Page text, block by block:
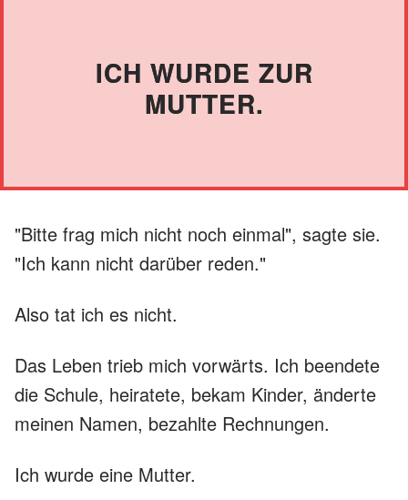
ICH WURDE ZUR
MUTTER.
"Bitte frag mich nicht noch einmal", sagte sie.
"Ich kann nicht darüber reden."
Also tat ich es nicht.
Das Leben trieb mich vorwärts. Ich beendete
die Schule, heiratete, bekam Kinder, änderte
meinen Namen, bezahlte Rechnungen.
Ich wurde eine Mutter.